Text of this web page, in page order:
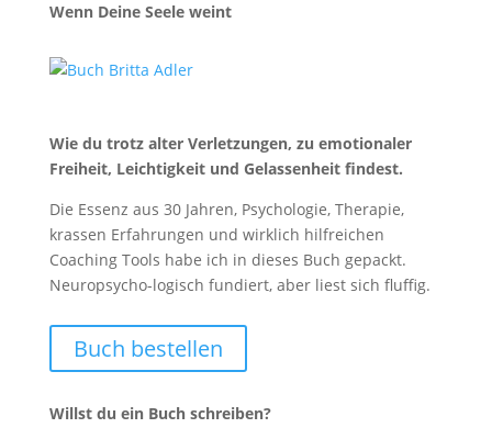
Wenn Deine Seele weint
Wie du trotz alter Verletzungen, zu emotionaler
Freiheit, Leichtigkeit und Gelassenheit findest.
Die Essenz aus 30 Jahren, Psychologie, Therapie,
krassen Erfahrungen und wirklich hilfreichen
Coaching Tools habe ich in dieses Buch gepackt.
Neuropsycho-logisch fundiert, aber liest sich fluffig.
Buch bestellen
Willst du ein Buch schreiben?